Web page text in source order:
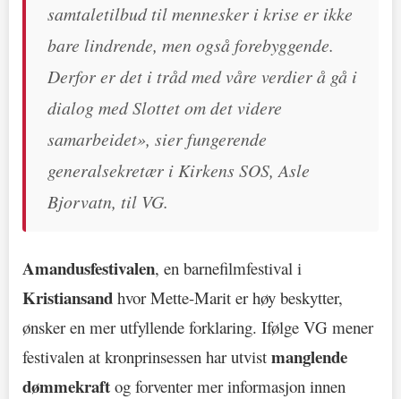
samtaletilbud til mennesker i krise er ikke
bare lindrende, men også forebyggende.
Derfor er det i tråd med våre verdier å gå i
dialog med Slottet om det videre
samarbeidet», sier fungerende
generalsekretær i Kirkens SOS, Asle
Bjorvatn, til VG.
Amandusfestivalen, en barnefilmfestival i
Kristiansand hvor Mette-Marit er høy beskytter,
ønsker en mer utfyllende forklaring. Ifølge VG mener
festivalen at kronprinsessen har utvist manglende
dømmekraft og forventer mer informasjon innen